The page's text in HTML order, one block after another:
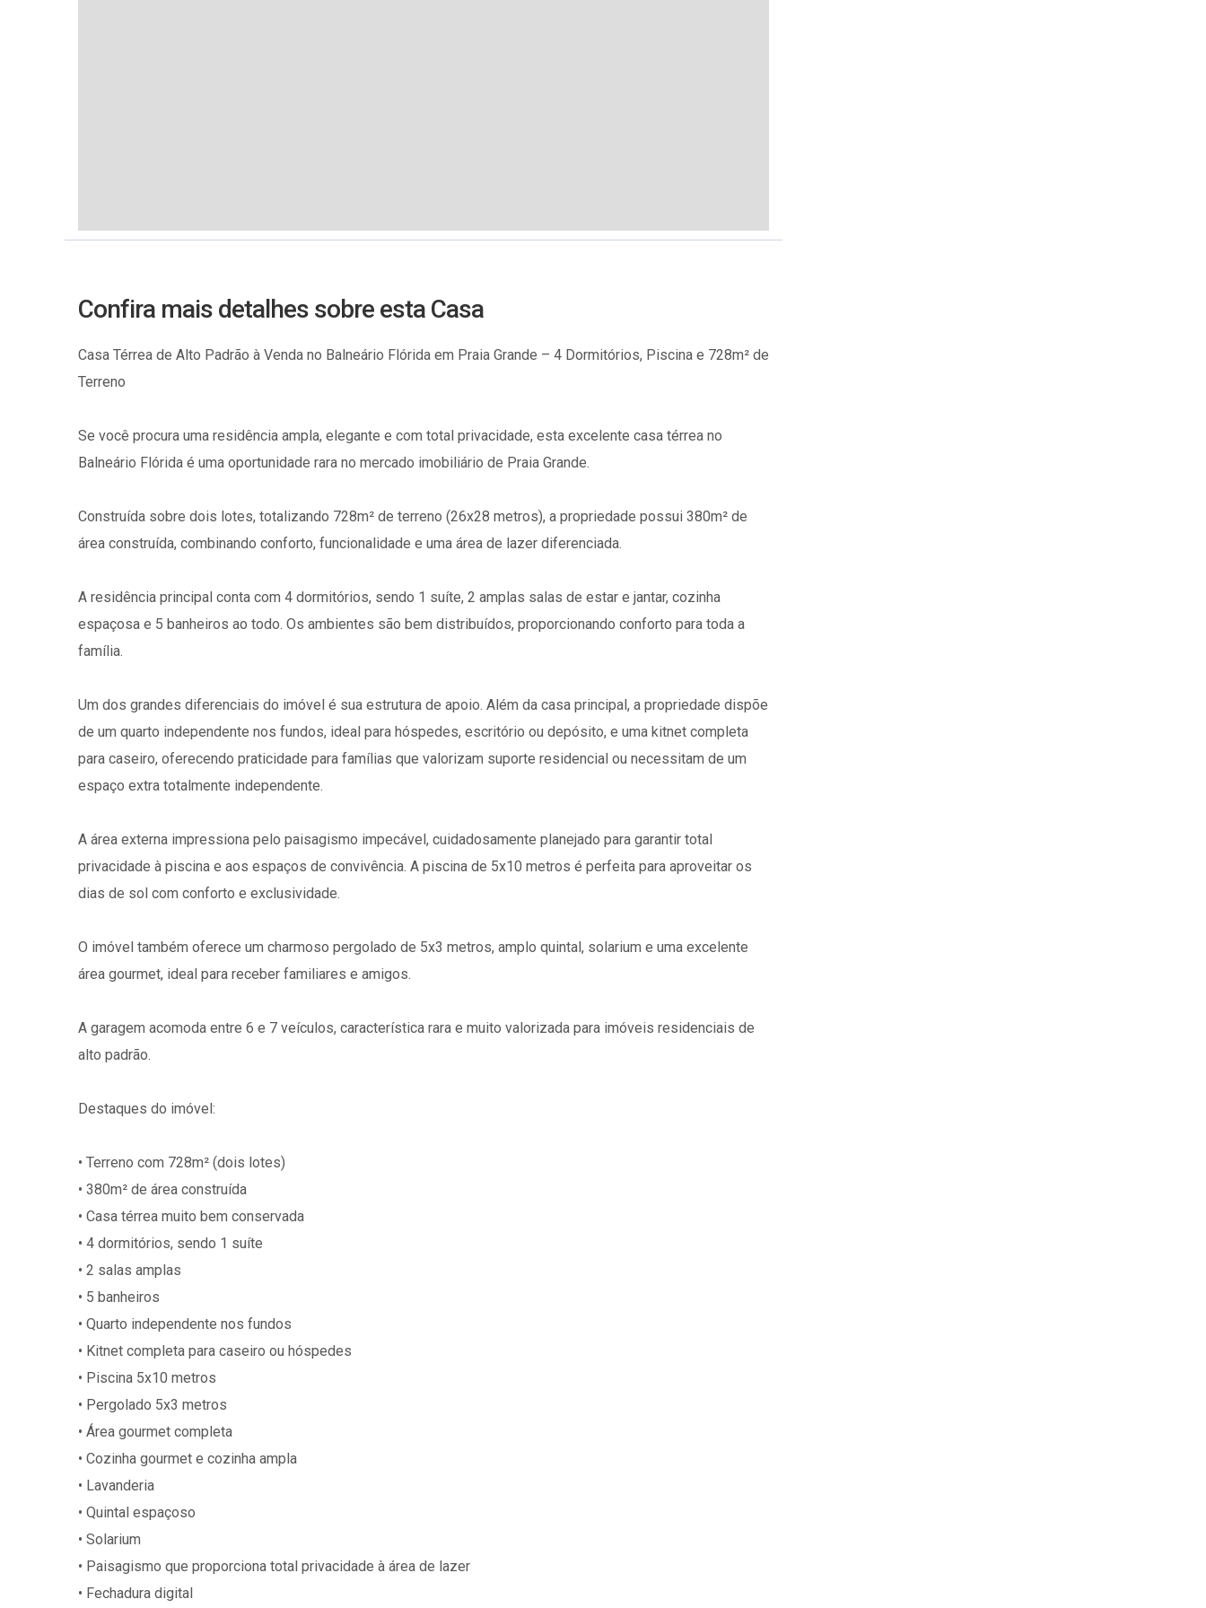
Confira mais detalhes sobre esta Casa
Casa Térrea de Alto Padrão à Venda no Balneário Flórida em Praia Grande – 4 Dormitórios, Piscina e 728m² de
Terreno
Se você procura uma residência ampla, elegante e com total privacidade, esta excelente casa térrea no
Balneário Flórida é uma oportunidade rara no mercado imobiliário de Praia Grande.
Construída sobre dois lotes, totalizando 728m² de terreno (26x28 metros), a propriedade possui 380m² de
área construída, combinando conforto, funcionalidade e uma área de lazer diferenciada.
A residência principal conta com 4 dormitórios, sendo 1 suíte, 2 amplas salas de estar e jantar, cozinha
espaçosa e 5 banheiros ao todo. Os ambientes são bem distribuídos, proporcionando conforto para toda a
família.
Um dos grandes diferenciais do imóvel é sua estrutura de apoio. Além da casa principal, a propriedade dispõe
de um quarto independente nos fundos, ideal para hóspedes, escritório ou depósito, e uma kitnet completa
para caseiro, oferecendo praticidade para famílias que valorizam suporte residencial ou necessitam de um
espaço extra totalmente independente.
A área externa impressiona pelo paisagismo impecável, cuidadosamente planejado para garantir total
privacidade à piscina e aos espaços de convivência. A piscina de 5x10 metros é perfeita para aproveitar os
dias de sol com conforto e exclusividade.
O imóvel também oferece um charmoso pergolado de 5x3 metros, amplo quintal, solarium e uma excelente
área gourmet, ideal para receber familiares e amigos.
A garagem acomoda entre 6 e 7 veículos, característica rara e muito valorizada para imóveis residenciais de
alto padrão.
Destaques do imóvel:
• Terreno com 728m² (dois lotes)
• 380m² de área construída
• Casa térrea muito bem conservada
• 4 dormitórios, sendo 1 suíte
• 2 salas amplas
• 5 banheiros
• Quarto independente nos fundos
• Kitnet completa para caseiro ou hóspedes
• Piscina 5x10 metros
• Pergolado 5x3 metros
• Área gourmet completa
• Cozinha gourmet e cozinha ampla
• Lavanderia
• Quintal espaçoso
• Solarium
• Paisagismo que proporciona total privacidade à área de lazer
• Fechadura digital